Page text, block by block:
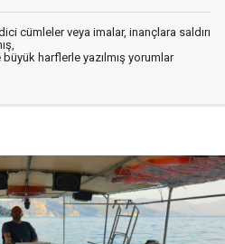
cümleler veya imalar, inançlara saldırı
harflerle yazılmış yorumlar